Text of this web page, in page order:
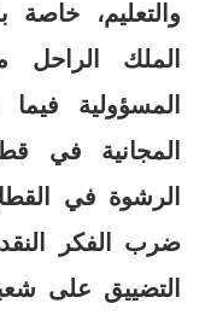
الملك الراحل
المسؤولية
المجانية في
الرشوة في
ضرب الفكر
التضييق على